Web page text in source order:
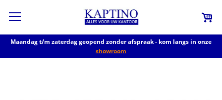
Maandag t/m zaterdag geopend zonder afspraak - kom langs in onze
showroom